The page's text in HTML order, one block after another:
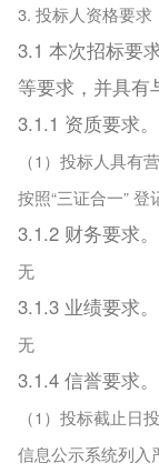
3. 投标人资格要求
3.1 本次招标要
等要求，并具有
3.1.1 资质要求。
（1）投标人具有
按照“三证合一” 登
3.1.2 财务要求。
无
3.1.3 业绩要求。
无
3.1.4 信誉要求。
（1）投标截止日
信息公示系统列入